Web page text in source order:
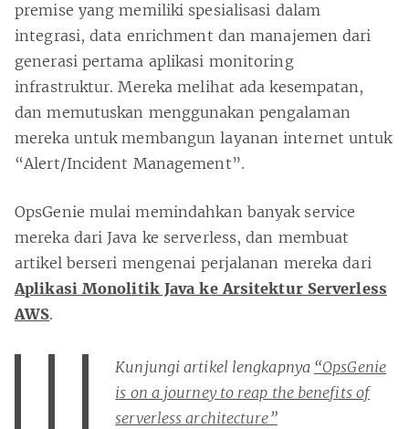
premise yang memiliki spesialisasi dalam
integrasi, data enrichment dan manajemen dari
generasi pertama aplikasi monitoring
infrastruktur. Mereka melihat ada kesempatan,
dan memutuskan menggunakan pengalaman
mereka untuk membangun layanan internet untuk
“Alert/Incident Management”.
OpsGenie mulai memindahkan banyak service
mereka dari Java ke serverless, dan membuat
artikel berseri mengenai perjalanan mereka dari
Aplikasi Monolitik Java ke Arsitektur Serverless
AWS.
Kunjungi artikel lengkapnya “OpsGenie
is on a journey to reap the benefits of
serverless architecture”